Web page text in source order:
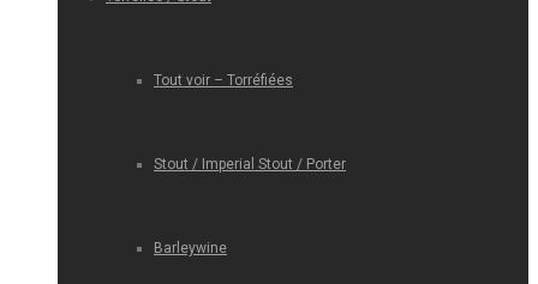
Tout voir – Torréfiées
Stout / Imperial Stout / Porter
Barleywine